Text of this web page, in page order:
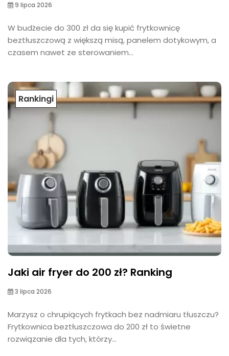
9 lipca 2026
W budżecie do 300 zł da się kupić frytkownicę
beztłuszczową z większą misą, panelem dotykowym, a
czasem nawet ze sterowaniem...
Rankingi
Jaki air fryer do 200 zł? Ranking
3 lipca 2026
Marzysz o chrupiących frytkach bez nadmiaru tłuszczu?
Frytkownica beztłuszczowa do 200 zł to świetne
rozwiązanie dla tych, którzy...